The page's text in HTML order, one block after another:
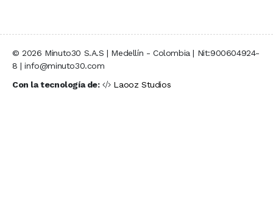
© 2026 Minuto30 S.A.S | Medellín - Colombia | Nit:900604924-
8 | info@minuto30.com
Con la tecnología de:
Laooz Studios